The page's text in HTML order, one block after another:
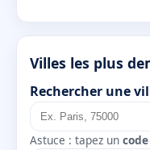
Villes les plus
Rechercher une
Astuce : tapez un